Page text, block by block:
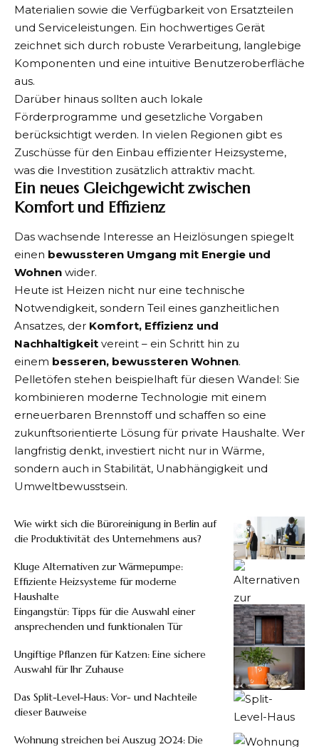
Materialien sowie die Verfügbarkeit von Ersatzteilen
und Serviceleistungen. Ein hochwertiges Gerät
zeichnet sich durch robuste Verarbeitung, langlebige
Komponenten und eine intuitive Benutzeroberfläche
aus.
Darüber hinaus sollten auch lokale
Förderprogramme und gesetzliche Vorgaben
berücksichtigt werden. In vielen Regionen gibt es
Zuschüsse für den Einbau effizienter Heizsysteme,
was die Investition zusätzlich attraktiv macht.
Ein neues Gleichgewicht zwischen
Komfort und Effizienz
Das wachsende Interesse an Heizlösungen spiegelt
einen bewussteren Umgang mit Energie und
Wohnen wider.
Heute ist Heizen nicht nur eine technische
Notwendigkeit, sondern Teil eines ganzheitlichen
Ansatzes, der Komfort, Effizienz und
Nachhaltigkeit vereint – ein Schritt hin zu
einem besseren, bewussteren Wohnen.
Pelletöfen stehen beispielhaft für diesen Wandel: Sie
kombinieren moderne Technologie mit einem
erneuerbaren Brennstoff und schaffen so eine
zukunftsorientierte Lösung für private Haushalte. Wer
langfristig denkt, investiert nicht nur in Wärme,
sondern auch in Stabilität, Unabhängigkeit und
Umweltbewusstsein.
Wie wirkt sich die Büroreinigung in Berlin auf
die Produktivität des Unternehmens aus?
Kluge Alternativen zur Wärmepumpe:
Effiziente Heizsysteme für moderne
Haushalte
Eingangstür: Tipps für die Auswahl einer
ansprechenden und funktionalen Tür
Ungiftige Pflanzen für Katzen: Eine sichere
Auswahl für Ihr Zuhause
Das Split-Level-Haus: Vor- und Nachteile
dieser Bauweise
Wohnung streichen bei Auszug 2024: Die